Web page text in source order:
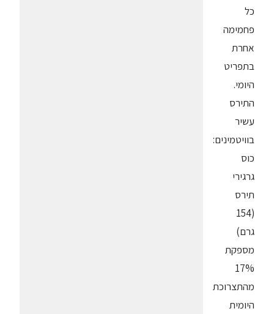
כל
פחמימה
אחרת
בתפריט
היומי.
התירס
עשיר
בוויטמינים:
כוס
גרגירי
תירס
(154
גרם)
מספקת
17%
מהתצרוכת
היומית